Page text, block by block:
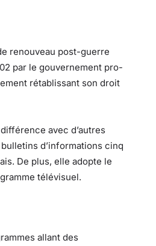
renouveau post-guerre
par le gouvernement pro-
rétablissant son droit
avec d’autres
d’informations cinq
De plus, elle adopte le
télévisuel.
allant des